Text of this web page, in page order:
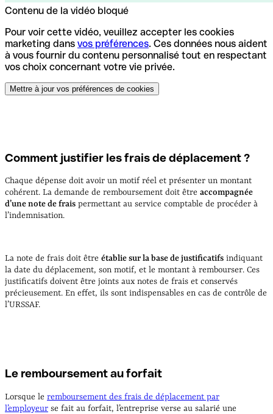
Contenu de la vidéo bloqué
Pour voir cette vidéo, veuillez accepter les cookies
marketing dans vos préférences. Ces données nous aident
à vous fournir du contenu personnalisé tout en respectant
vos choix concernant votre vie privée.
Mettre à jour vos préférences de cookies
Comment justifier les frais de déplacement ?
Chaque dépense doit avoir un motif réel et présenter un montant
cohérent. La demande de remboursement doit être accompagnée
d’une note de frais permettant au service comptable de procéder à
l’indemnisation.
La note de frais doit être établie sur la base de justificatifs indiquant
la date du déplacement, son motif, et le montant à rembourser. Ces
justificatifs doivent être joints aux notes de frais et conservés
précieusement. En effet, ils sont indispensables en cas de contrôle de
l’URSSAF.
Le remboursement au forfait
Lorsque le remboursement des frais de déplacement par
l’employeur se fait au forfait, l’entreprise verse au salarié une